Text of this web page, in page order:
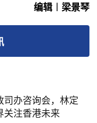
编辑︱梁景琴
司办咨询会，林定
关注香港未来